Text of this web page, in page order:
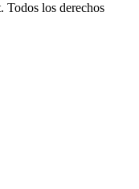
los derechos